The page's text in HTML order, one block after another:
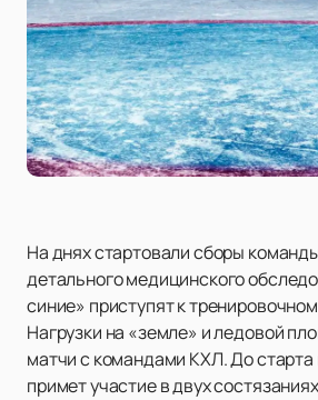
На днях стартовали сборы
детального медицинского
синие» приступят к
Нагрузки на «земле» и ледовой
матчи с командами КХЛ. До
примет участие в двух